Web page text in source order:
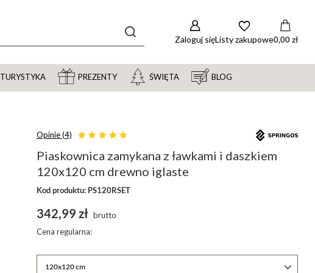
Zaloguj sięListy zakupowe0,00 zł
TURYSTYKA PREZENTY ŚWIĘTA BLOG
Opinie (4)
Piaskownica zamykana z ławkami i daszkiem
120x120 cm drewno iglaste
Kod produktu: PS120RSET
120x120 cm
342,99 zł brutto
Cena regularna: